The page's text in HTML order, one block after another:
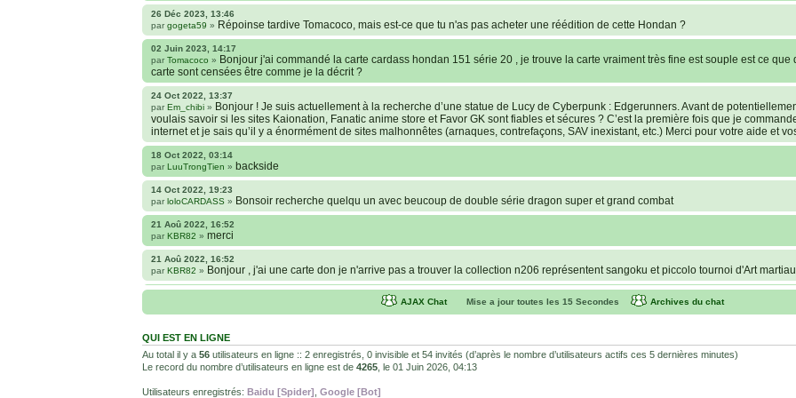
26 Déc 2023, 13:46
par gogeta59 » Répoinse tardive Tomacoco, mais est-ce que tu n'as pas acheter une réédition de cette Hondan ?
02 Juin 2023, 14:17
par Tomacoco » Bonjour j'ai commandé la carte cardass hondan 151 série 20 , je trouve la carte vraiment très fine est souple est ce que
carte sont censées être comme je la décrit ?
24 Oct 2022, 13:37
par Em_chibi » Bonjour ! Je suis actuellement à la recherche d’une statue de Lucy de Cyberpunk : Edgerunners. Avant de
voulais savoir si les sites Kaionation, Fanatic anime store et Favor GK sont fiables et sécures ? C’est la première fois que je
internet et je sais qu’il y a énormément de sites malhonnêtes (arnaques, contrefaçons, SAV inexistant, etc.) Merci pour votre aide et
18 Oct 2022, 03:14
par LuuTrongTien » backside
14 Oct 2022, 19:23
par loloCARDASS » Bonsoir recherche quelqu un avec beucoup de double série dragon super et grand combat
21 Aoû 2022, 16:52
par KBR82 » merci
21 Aoû 2022, 16:52
par KBR82 » Bonjour , j'ai une carte don je n'arrive pas a trouver la collection n206 représentent sangoku et piccolo tournoi d'Art
Hi guys, I'm downloading the HD versions of the cards, but the corners of the cards have the website name on them.
how to remove it?
22 Avr 2022, 22:55
parjuju93100 »@Yasuke c'est pour le jeu. Les Super Battle se jouent comme une bataille. Si chacun des joueurs sort une carte Power
ensuite le chiffre dessous pour savoir qui remporte la manche. Si encore égalité, il faudra voir au dos si je ne dis pas de bêtises.
08 Fév 2022, 19:31
AJAX Chat Mise a jour toutes les15 Secondes Archives du chat
QUI EST EN LIGNE
Au total il y a 56 utilisateurs en ligne :: 2 enregistrés, 0 invisible et 54 invités (d’après le nombre d’utilisateurs actifs ces 5 dernières minutes)
Le record du nombre d’utilisateurs en ligne est de 4265 , le 01 Juin 2026, 04:13
Utilisateurs enregistrés: Baidu [Spider] Google [Bot]